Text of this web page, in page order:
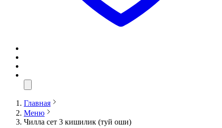
Главная
Меню
Чилла сет 3 кишилик (туй оши)